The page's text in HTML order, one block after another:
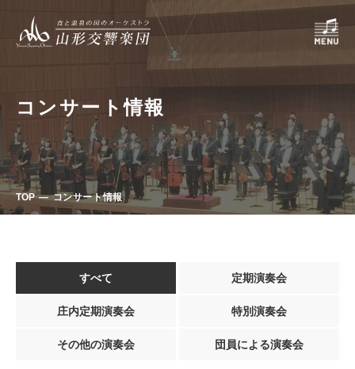
コンサート情報
TOP コンサート情報
すべて 定期演奏会
庄内定期演奏会 特別演奏会
その他の演奏会 団員による演奏会